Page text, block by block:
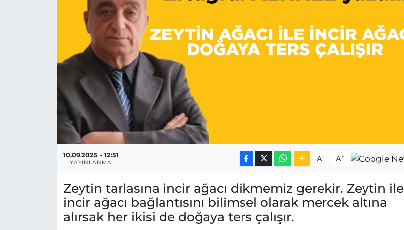
10.09.2025 - 12:51
YAYINLANMA A- A+
Zeytin tarlasına incir ağacı dikmemiz gerekir. Zeytin ile
incir ağacı bağlantısını bilimsel olarak mercek altına
alırsak her ikisi de doğaya ters çalışır.
ESKİŞEHİRSPOR